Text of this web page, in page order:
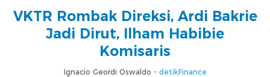
VKTR Rombak Direksi, Ardi Bakrie
Jadi Dirut, Ilham Habibie
Komisaris
Ignacio Geordi Oswaldo - detikFinance